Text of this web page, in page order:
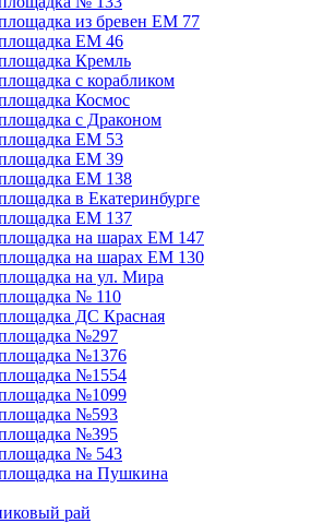
из бревен ЕМ 77
ЕМ 46
Кремль
с корабликом
Космос
с Драконом
ЕМ 53
ЕМ 39
ЕМ 138
в Екатеринбурге
ЕМ 137
на шарах ЕМ 147
на шарах ЕМ 130
на ул. Мира
№ 110
ДС Красная
№297
№1376
№1554
№1099
№593
№395
№ 543
на Пушкина
рай